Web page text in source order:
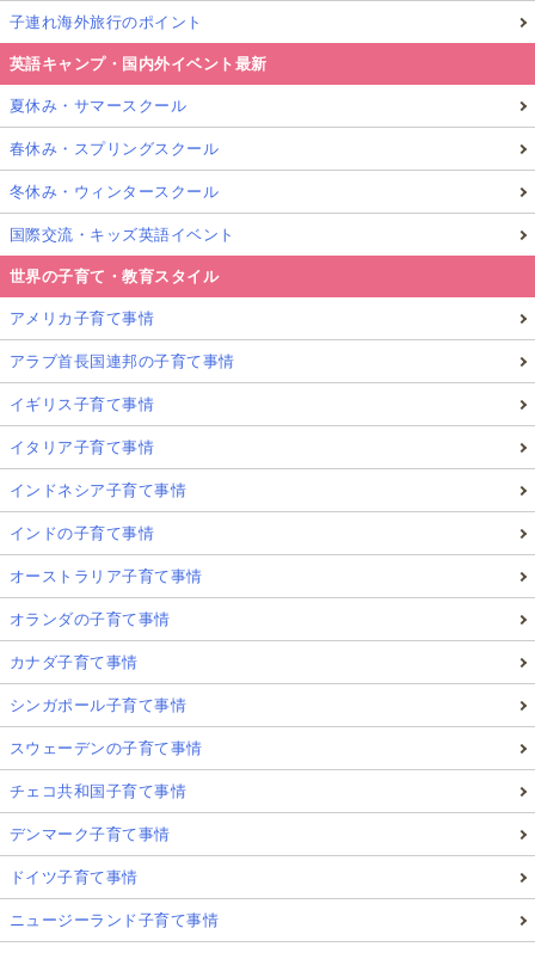
子連れ海外旅行のポイント
英語キャンプ・国内外イベント最新
夏休み・サマースクール
春休み・スプリングスクール
冬休み・ウィンタースクール
国際交流・キッズ英語イベント
世界の子育て・教育スタイル
アメリカ子育て事情
アラブ首長国連邦の子育て事情
イギリス子育て事情
イタリア子育て事情
インドネシア子育て事情
インドの子育て事情
オーストラリア子育て事情
オランダの子育て事情
カナダ子育て事情
シンガポール子育て事情
スウェーデンの子育て事情
チェコ共和国子育て事情
デンマーク子育て事情
ドイツ子育て事情
ニュージーランド子育て事情